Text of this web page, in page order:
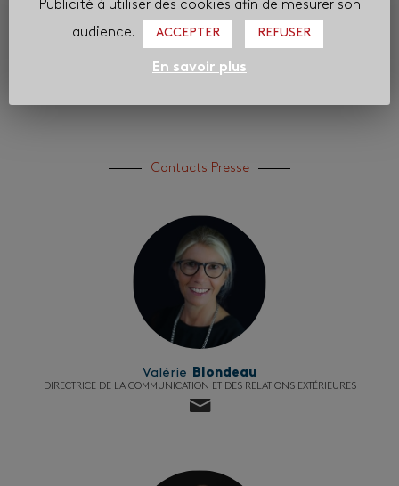
Contacts Presse
Valérie Blondeau
DIRECTRICE DE LA COMMUNICATION ET DES RELATIONS EXTÉRIEURES
Publicité à utiliser des cookies afin de mesurer son
audience.
ACCEPTER REFUSER
En savoir plus